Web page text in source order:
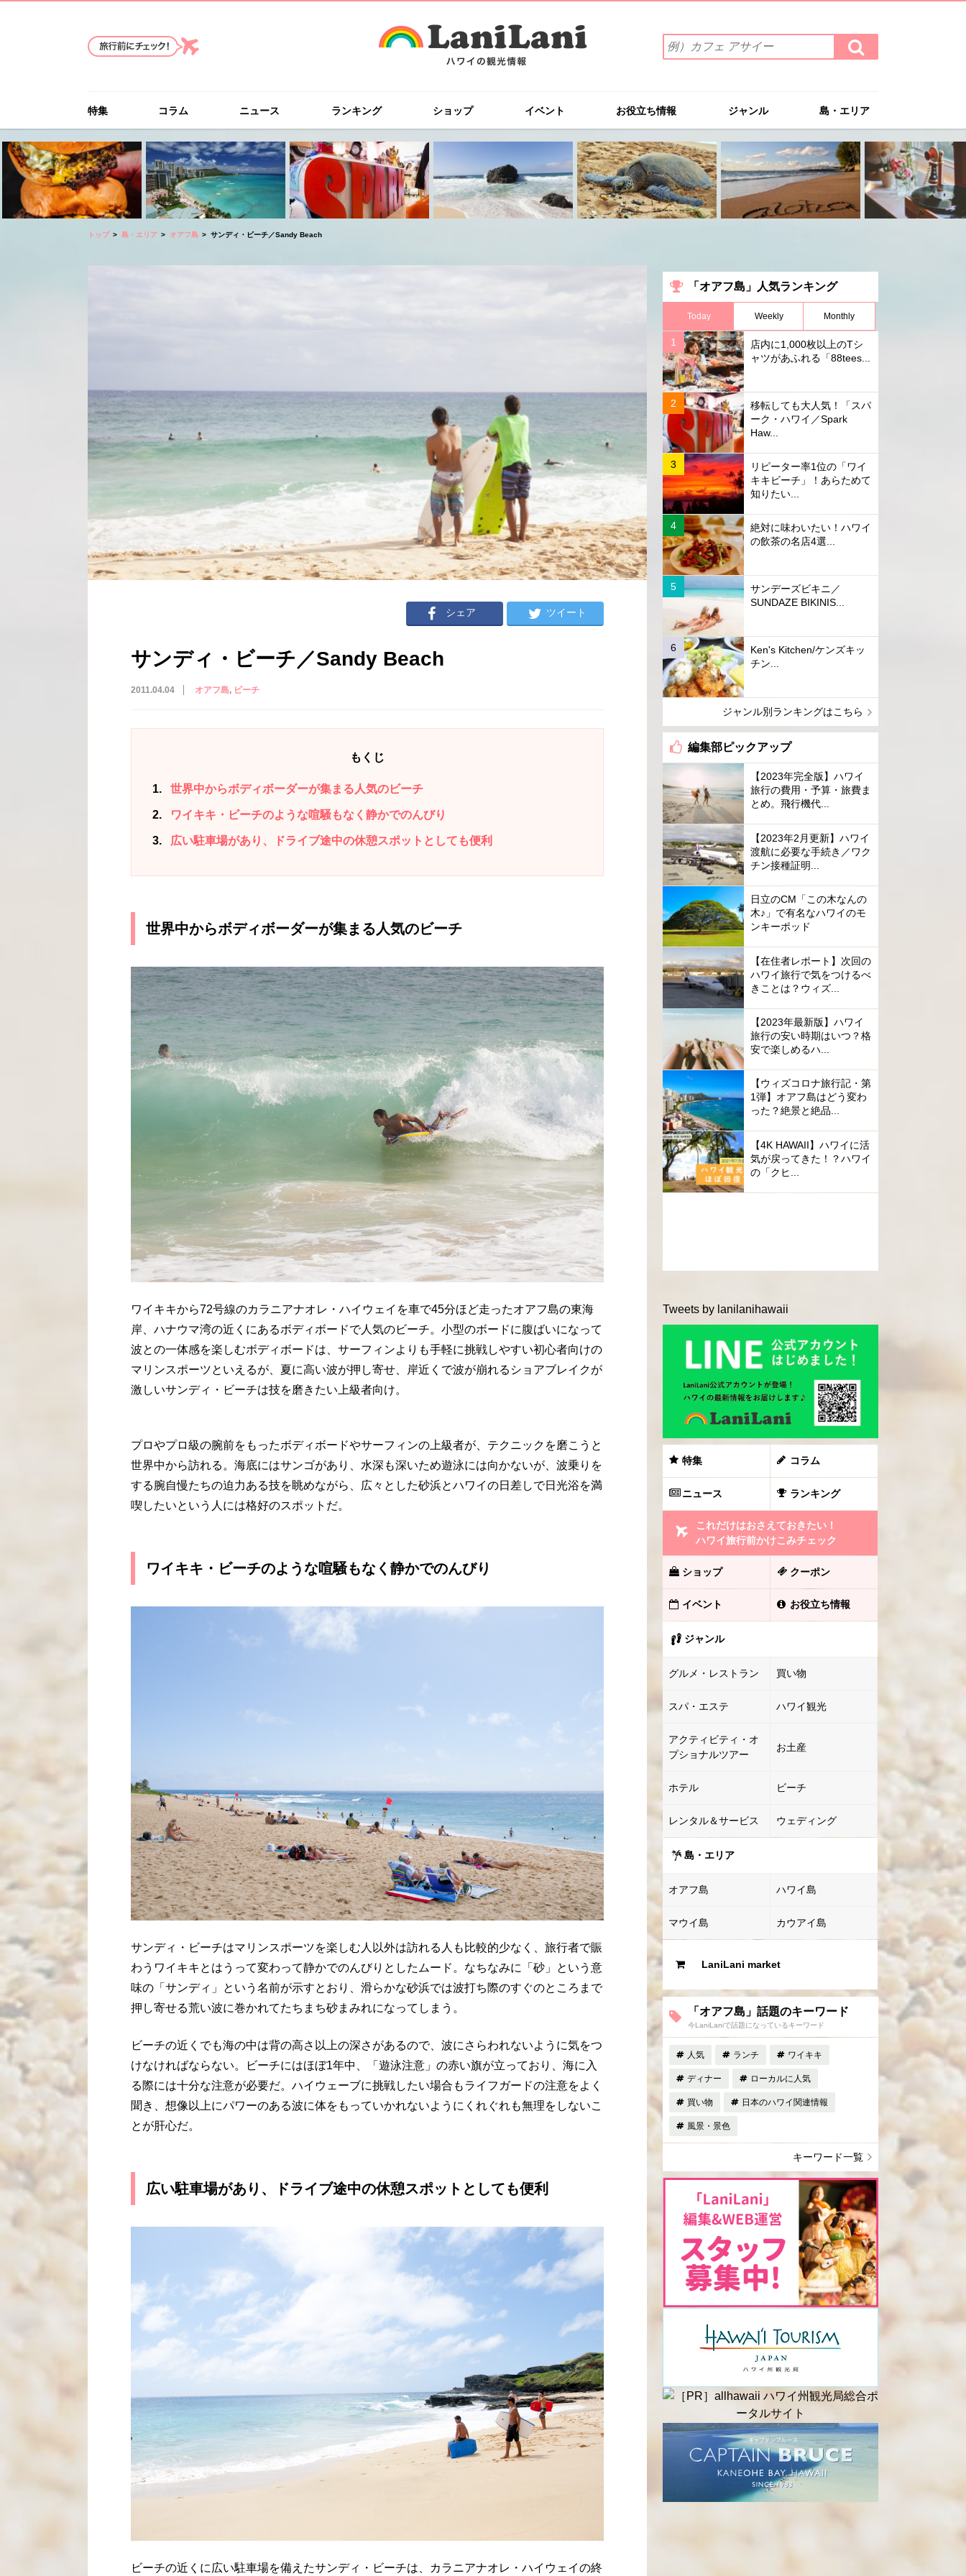
索
ワ
を
入
力
(例）
カ
フ
ェ
イ
ー
検
索
す
特集 コラム ニュース ランキング ショップ イベント お役立ち情報 ジャンル 島・エリア
トップ 島・エリア オアフ島 サンディ・ビーチ／Sandy Beach
シェア ツイート
サンディ・ビーチ／Sandy Beach
2011.04.04 オアフ島 ビーチ
もくじ
1 世界中からボディボーダーが集まる人気のビーチ
2 ワイキキ・ビーチのような喧騒もなく静かでのんびり
3 広い駐車場があり、ドライブ途中の休憩スポットとしても便利
世界中からボディボーダーが集まる人気のビーチ
ワイキキから72号線のカラニアナオレ・ハイウェイを車で45分ほど走ったオアフ島の東海
岸、ハナウマ湾の近くにあるボディボードで人気のビーチ。小型のボードに腹ばいになって
波との一体感を楽しむボディボードは、サーフィンよりも手軽に挑戦しやすい初心者向けの
マリンスポーツといえるが、夏に高い波が押し寄せ、岸近くで波が崩れるショアブレイクが
激しいサンディ・ビーチは技を磨きたい上級者向け。
プロやプロ級の腕前をもったボディボードやサーフィンの上級者が、テクニックを磨こうと
世界中から訪れる。海底にはサンゴがあり、水深も深いため遊泳には向かないが、波乗りを
する腕自慢たちの迫力ある技を眺めながら、広々とした砂浜とハワイの日差しで日光浴を満
喫したいという人には格好のスポットだ。
ワイキキ・ビーチのような喧騒もなく静かでのんびり
サンディ・ビーチはマリンスポーツを楽しむ人以外は訪れる人も比較的少なく、旅行者で賑
わうワイキキとはうって変わって静かでのんびりとしたムード。なちなみに「砂」という意
味の「サンディ」という名前が示すとおり、滑らかな砂浜では波打ち際のすぐのところまで
押し寄せる荒い波に巻かれてたちまち砂まみれになってしまう。
ビーチの近くでも海の中は背の高さ以上の深さがあるので、波にさらわれないように気をつ
けなければならない。ビーチにはほぼ1年中、「遊泳注意」の赤い旗が立っており、海に入
る際には十分な注意が必要だ。ハイウェーブに挑戦したい場合もライフガードの注意をよく
聞き、想像以上にパワーのある波に体をもっていかれないようにくれぐれも無理をしないこ
とが肝心だ。
広い駐車場があり、ドライブ途中の休憩スポットとしても便利
ビーチの近くに広い駐車場を備えたサンディ・ビーチは、カラニアナオレ・ハイウェイの終
「オアフ島」人気ランキング
Today Weekly Monthly
店内に1,000枚以上のTシ
ャツがあふれる「88tees...
移転しても大人気！「スパ
ーク・ハワイ／Spark
Haw...
リピーター率1位の「ワイ
キキビーチ」！あらためて
知りたい...
絶対に味わいたい！ハワイ
の飲茶の名店4選...
サンデーズビキニ／
SUNDAZE BIKINIS...
Ken's Kitchen/ケンズキッ
チン...
ジャンル別ランキングはこちら
編集部ピックアップ
【2023年完全版】ハワイ
旅行の費用・予算・旅費ま
とめ。飛行機代...
【2023年2月更新】ハワイ
渡航に必要な手続き／ワク
チン接種証明...
日立のCM「この木なんの
木♪」で有名なハワイのモ
ンキーポッド
【在住者レポート】次回の
ハワイ旅行で気をつけるべ
きことは？ウィズ...
【2023年最新版】ハワイ
旅行の安い時期はいつ？格
安で楽しめるハ...
【ウィズコロナ旅行記・第
1弾】オアフ島はどう変わ
った？絶景と絶品...
【4K HAWAII】ハワイに活
気が戻ってきた！？ハワイ
の「クヒ...
Tweets by lanilanihawaii
特集 コラム
ニュース ランキング
これだけはおさえておきたい！
ハワイ旅行前かけこみチェック
ショップ クーポン
イベント お役立ち情報
ジャンル
グルメ・レストラン 買い物
スパ・エステ ハワイ観光
アクティビティ・オ
プショナルツアー
お土産
ホテル ビーチ
レンタル＆サービス ウェディング
島・エリア
オアフ島 ハワイ島
マウイ島 カウアイ島
LaniLani market
「オアフ島」話題のキーワード
今LaniLaniで話題になっているキーワード
人気 ランチ ワイキキ
ディナー ローカルに人気
買い物 日本のハワイ関連情報
風景・景色
キーワード一覧